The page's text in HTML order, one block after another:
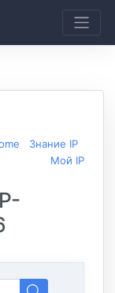
Знание IP
Мой IP